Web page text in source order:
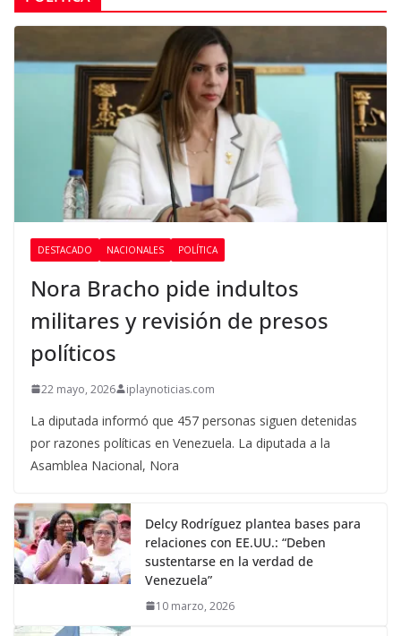
DESTACADO NACIONALES POLÍTICA
Nora Bracho pide indultos
militares y revisión de presos
políticos
22 mayo, 2026 iplaynoticias.com
La diputada informó que 457 personas siguen detenidas
por razones políticas en Venezuela. La diputada a la
Asamblea Nacional, Nora
Delcy Rodríguez plantea bases para
relaciones con EE.UU.: “Deben
sustentarse en la verdad de
Venezuela”
10 marzo, 2026